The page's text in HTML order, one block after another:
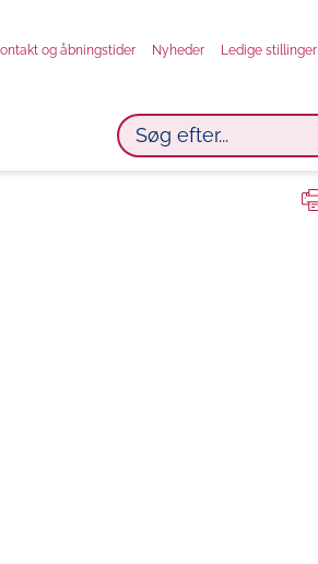
og åbningstider Nyheder Ledige stillinger